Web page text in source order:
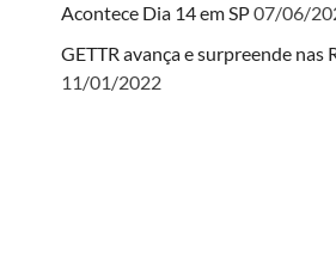
Acontece Dia 14 em SP07/06/
GETTR avança e surpreende nas
11/01/2022